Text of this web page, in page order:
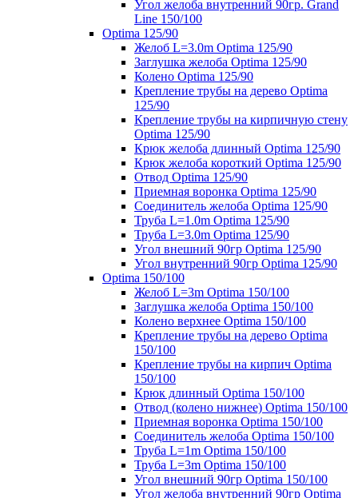
Угол желоба внутренний 90гр. Grand
Line 150/100
Optima 125/90
Желоб L=3.0m Optima 125/90
Заглушка желоба Optima 125/90
Колено Optima 125/90
Крепление трубы на дерево Optima
125/90
Крепление трубы на кирпичную стену
Optima 125/90
Крюк желоба длинный Optima 125/90
Крюк желоба короткий Optima 125/90
Отвод Optima 125/90
Приемная воронка Optima 125/90
Соединитель желоба Optima 125/90
Труба L=1.0m Optima 125/90
Труба L=3.0m Optima 125/90
Угол внешний 90гр Optima 125/90
Угол внутренний 90гр Optima 125/90
Optima 150/100
Желоб L=3m Optima 150/100
Заглушка желоба Optima 150/100
Колено верхнее Optima 150/100
Крепление трубы на дерево Optima
150/100
Крепление трубы на кирпич Optima
150/100
Крюк длинный Optima 150/100
Отвод (колено нижнее) Optima 150/100
Приемная воронка Optima 150/100
Соединитель желоба Optima 150/100
Труба L=1m Optima 150/100
Труба L=3m Optima 150/100
Угол внешний 90гр Optima 150/100
Угол желоба внутренний 90гр Optima